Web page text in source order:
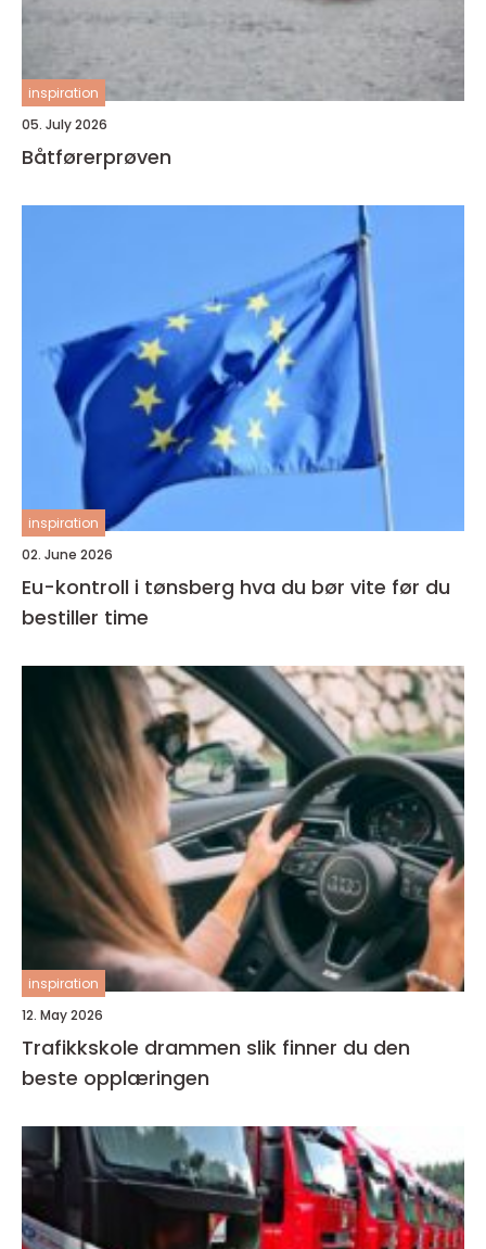
inspiration
05. July 2026
Båtførerprøven
inspiration
02. June 2026
Eu-kontroll i tønsberg hva du bør vite før du
bestiller time
inspiration
12. May 2026
Trafikkskole drammen slik finner du den
beste opplæringen